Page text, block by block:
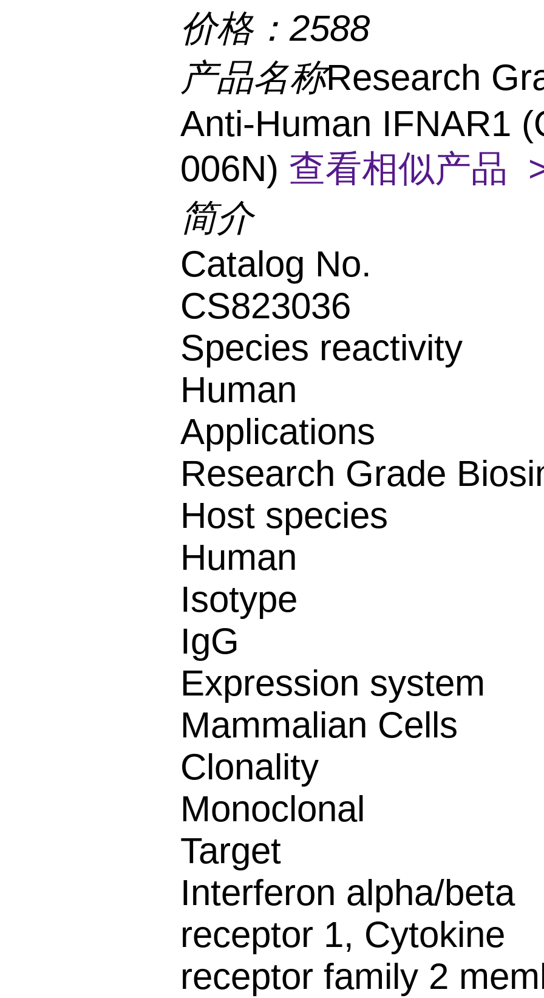
价格： 2588
产品名称Research
Anti-Human IFNAR1
006N) 查看相似产品
简介
Catalog No.
CS823036
Species reactivity
Human
Applications
Research Grade
Host species
Human
Isotype
IgG
Expression system
Mammalian Cells
Clonality
Monoclonal
Target
Interferon alpha/beta
receptor 1, Cytokine
receptor family 2